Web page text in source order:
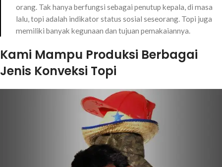
orang. Tak hanya berfungsi sebagai penutup kepala, di masa
lalu, topi adalah indikator status sosial seseorang. Topi juga
memiliki banyak kegunaan dan tujuan pemakaiannya.
Kami Mampu Produksi Berbagai
Jenis Konveksi Topi